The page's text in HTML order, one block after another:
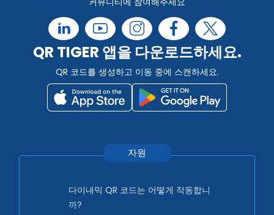
QR TIGER 앱을 다운로드하세요.
QR 코드를 생성하고 이동 중에 스캔하세요.
자원
다이내믹 QR 코드는 어떻게 작동합니
까?